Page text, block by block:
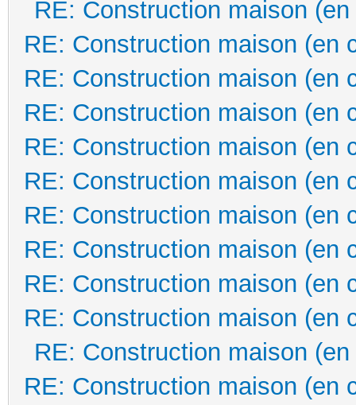
RE: Construction maison
RE: Construction maison (en
RE: Construction maison (en
RE: Construction maison (en
RE: Construction maison (en
RE: Construction maison (en
RE: Construction maison (en
RE: Construction maison (en
RE: Construction maison (en
RE: Construction maison (en
RE: Construction maison
RE: Construction maison (en